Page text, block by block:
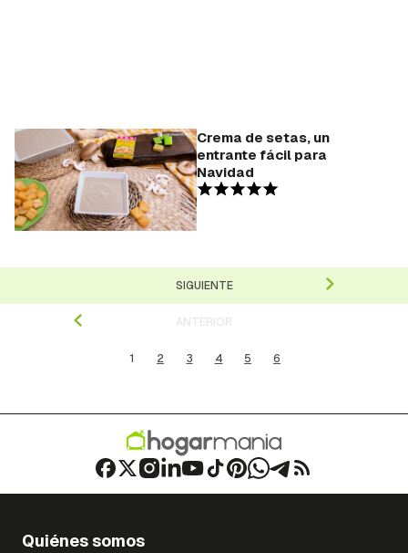
Crema de setas, un
entrante fácil para
Navidad
ANTERIOR
1 2 3 4 5 6
SIGUIENTE
Quiénes somos